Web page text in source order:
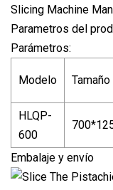
Parametros del
Parámetros:
Modelo
HLQP-
600
Embalaje y envío